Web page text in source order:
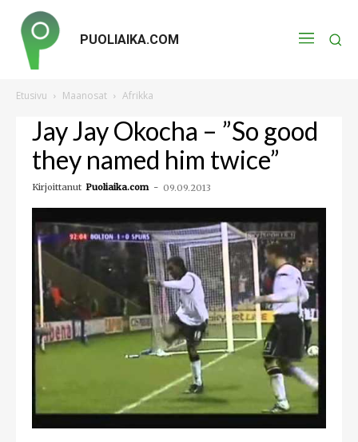
PUOLIAIKA.COM
Etusivu Maanosat Afrikka
Jay Jay Okocha – ”So good
they named him twice”
Kirjoittanut Puoliaika.com - 09.09.2013